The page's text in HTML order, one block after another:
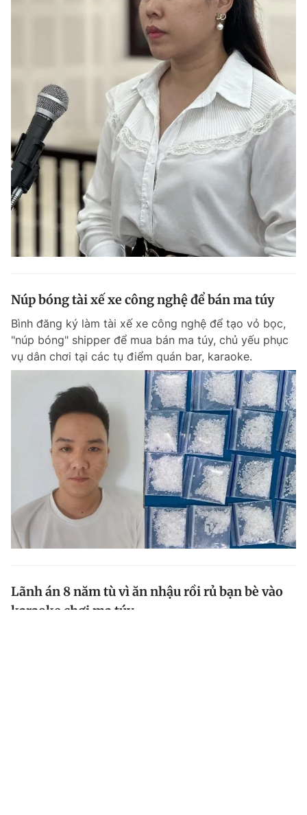
Núp bóng tài xế xe công nghệ để bán ma túy
Bình đăng ký làm tài xế xe công nghệ để tạo vỏ bọc,
"núp bóng" shipper để mua bán ma túy, chủ yếu phục
vụ dân chơi tại các tụ điểm quán bar, karaoke.
Lãnh án 8 năm tù vì ăn nhậu rồi rủ bạn bè vào
karaoke chơi ma túy